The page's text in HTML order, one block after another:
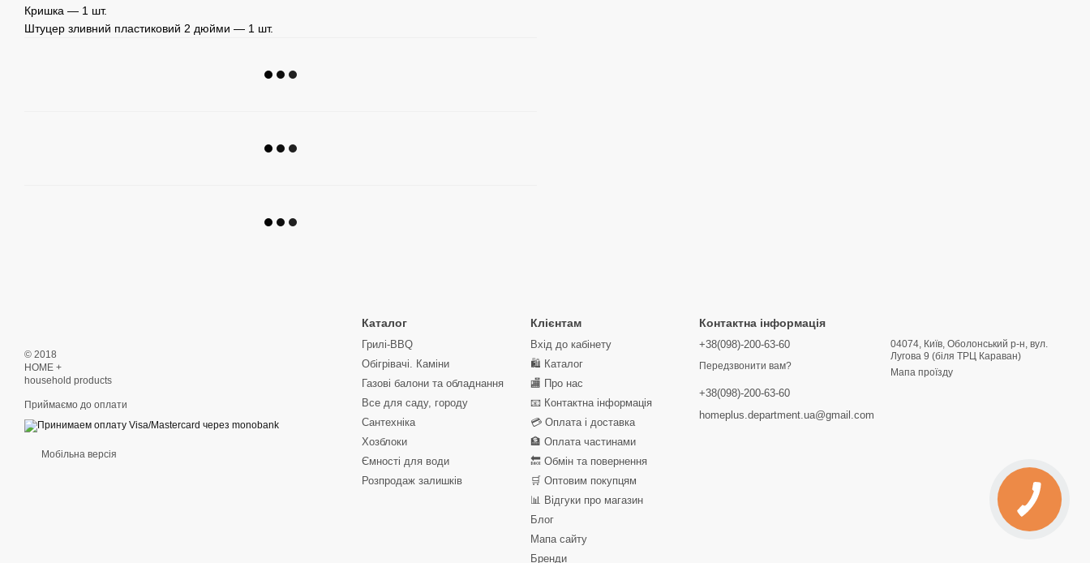
Кришка — 1 шт.
Штуцер зливний пластиковий 2 дюйми — 1 шт.
© 2018
HOME +
household products
Приймаємо до оплати
Мобільна версія
Каталог
Грилі-BBQ
Обігрівачі. Каміни
Газові балони та обладнання
Все для саду, городу
Сантехніка
Хозблоки
Ємності для води
Розпродаж залишків
Клієнтам
Вхід до кабінету
🛍️ Каталог
🏬 Про нас
📧 Контактна інформація
💳 Оплата і доставка
🏦 Оплата частинами
🔙 Обмін та повернення
🛒 Оптовим покупцям
📊 Відгуки про магазин
Блог
Мапа сайту
Бренди
Контактна інформація
+38(098)-200-63-60
Передзвонити вам?
+38(098)-200-63-60
homeplus.department.ua@gmail.com
04074, Київ, Оболонський р-н, вул.
Лугова 9 (біля ТРЦ Караван)
Мапа проїзду